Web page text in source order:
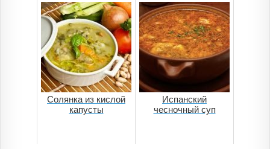
Солянка из кислой
капусты
Испанский
чесночный суп